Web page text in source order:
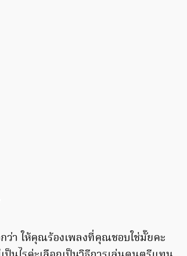
ว่า ให้คุณร้องเพลงที่คุณชอบใช่มั๊ยคะ